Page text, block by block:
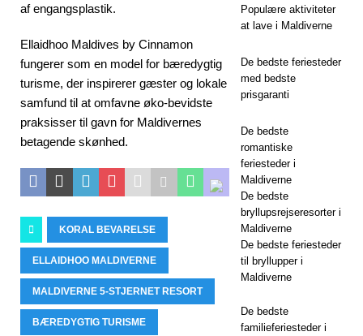
af engangsplastik.
Ellaidhoo Maldives by Cinnamon
fungerer som en model for bæredygtig
turisme, der inspirerer gæster og lokale
samfund til at omfavne øko-bevidste
praksisser til gavn for Maldivernes
betagende skønhed.
KORAL BEVARELSE
ELLAIDHOO MALDIVERNE
MALDIVERNE 5-STJERNET RESORT
BÆREDYGTIG TURISME
Populære aktiviteter
at lave i Maldiverne
De bedste feriesteder
med bedste
prisgaranti
De bedste
romantiske
feriesteder i
Maldiverne
De bedste
bryllupsrejseresorter i
Maldiverne
De bedste feriesteder
til bryllupper i
Maldiverne
De bedste
familieferiesteder i